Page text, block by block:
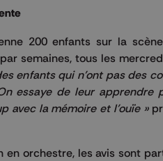
200 enfants sur la
semaines, tous les
enfants qui n’ont pas des
essaye de leur
avec la mémoire et l’ouïe »
orchestre, les avis sont